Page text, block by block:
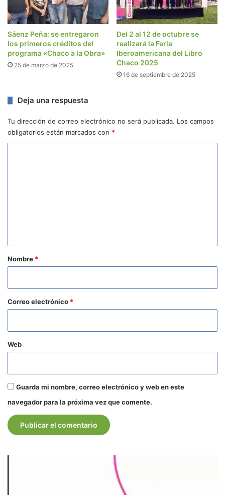
Sáenz Peña: se entregaron
los primeros créditos del
programa «Chaco a la Obra»
25 de marzo de 2025
Del 2 al 12 de octubre se
realizará la Feria
Iberoamericana del Libro
Chaco 2025
16 de septiembre de 2025
Deja una respuesta
Tu dirección de correo electrónico no será publicada. Los campos
obligatorios están marcados con *
r
o
*
Nombre *
Correo electrónico *
Web
Guarda mi nombre, correo electrónico y web en este
navegador para la próxima vez que comente.